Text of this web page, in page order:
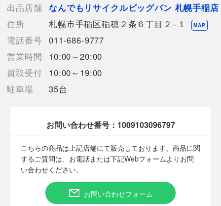
スマートウォッチ
搭載OS
Wear
OS
by
Google(Android
Wear)
画面サイズ
1.32
ディスプレイ
カラーTFT液晶+モノクロ液晶
レンズ素材
無機ガラス
電源
リチウムイオン電池
バンド・ベルト素材
出品店舗
なんでもリサイクルビッグバン 札幌手稲店
住所
札幌市手稲区稲穂２条６丁目２−１ MAP
電話番号 011-686-9777
営業時間
10:00～20:00
買取受付
10:00～19:00
駐車場
35台
お問い合わせ番号： 1009103096797
こちらの商品は上記店舗にて販売しております。商品に関
するご質問は、お電話または下記Webフォームよりお問
い合わせください。
お問い合わせフォーム